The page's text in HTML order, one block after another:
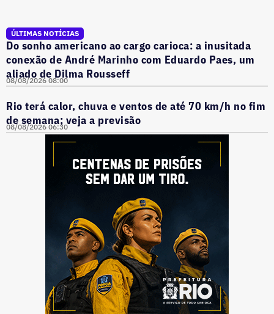
ÚLTIMAS NOTÍCIAS
Do sonho americano ao cargo carioca: a inusitada
conexão de André Marinho com Eduardo Paes, um
aliado de Dilma Rousseff
08/08/2026 08:00
Rio terá calor, chuva e ventos de até 70 km/h no fim
de semana; veja a previsão
08/08/2026 06:30